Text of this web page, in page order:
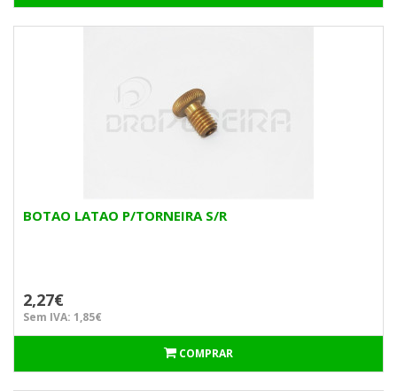
BOTAO LATAO P/TORNEIRA S/R
2,27€
Sem IVA: 1,85€
COMPRAR